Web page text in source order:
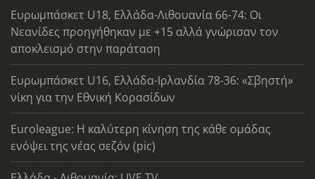
Ευρωμπάσκετ U18, Ελλάδα-Λιθουανία 66-74: Οι
Νεανίδες προηγήθηκαν με +15 αλλά γνώρισαν τον
αποκλεισμό στην παράταση
Ευρωμπάσκετ U16, Ελλάδα-Ιρλανδία 78-36: «Σβηστή»
νίκη για την Εθνική Κορασίδων
Euroleague: Η καλύτερη κίνηση της κάθε ομάδας
ενόψει της νέας σεζόν (pic)